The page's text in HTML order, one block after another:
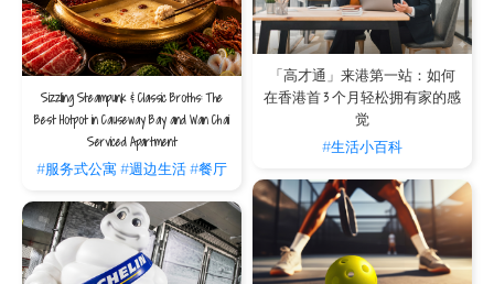
认识您的V邻居
毋庸置疑，还有400人与您一样有很多共同之处 - 就像他们一样 - 您是V的住客！ 我
们全年定期举办活动，以便住客相互交流。请留意每年的聚会，比如在夏季享受泳池
派对和秋季鸡尾酒派对等年度盛宴！
在香港寻找商业活动是很容易的事，因为这个多元文化的城市是来自世界各地的外籍
人士和企业家的家园。 本文介绍了几种有效的商业和休闲网络交际方式。 欢迎随时
联系V的礼宾部，了解有关V内外活动的更多信息。
有关在香港经商的更多信息，请阅读这篇有关香港商务礼仪的文章，或寻找城中最好
Sizzling Steampunk & Classic Broths: The
Best Hotpot in Causeway Bay and Wan Chai
Serviced Apartment
#服务式公寓#週边生活#餐厅
「高才通」来港第一站：如何
在香港首 3 个月轻松拥有家的感
觉
#生活小百科